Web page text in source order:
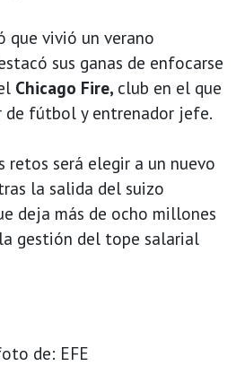
que vivió un verano
sus ganas de enfocarse
Chicago Fire, club en el que
de fútbol y entrenador jefe.
retos será elegir a un nuevo
la salida del suizo
deja más de ocho millones
gestión del tope salarial
de: EFE